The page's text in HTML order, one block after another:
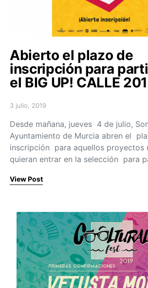
Abierto el plazo de
inscripción para
el BIG UP! CALLE
Posted on
3 julio, 2019
Desde mañana, jueves 4 de julio,
Ayuntamiento de Murcia abren el
inscripción para aquellos proyectos
quieran entrar en la selección para
View Post